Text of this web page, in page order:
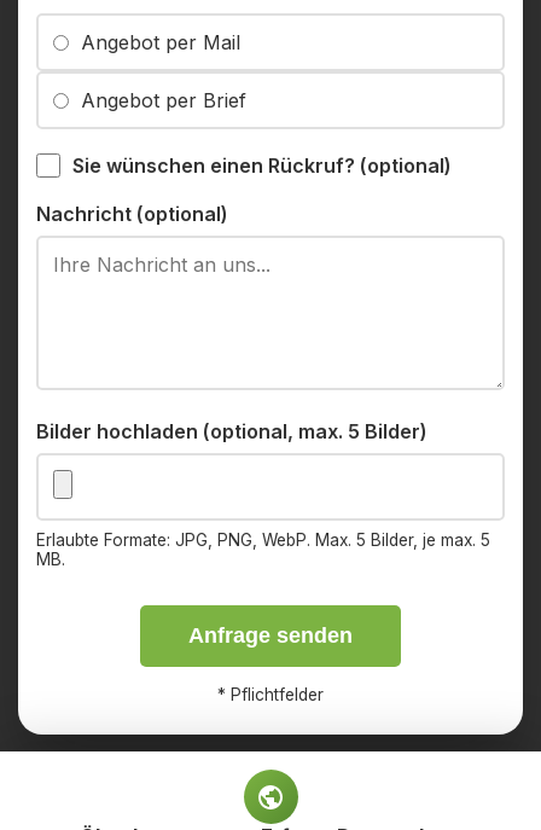
Angebot per Mail
Angebot per Brief
Sie wünschen einen Rückruf? (optional)
Nachricht (optional)
Bilder hochladen (optional, max. 5 Bilder)
Erlaubte Formate: JPG, PNG, WebP. Max. 5 Bilder, je max. 5
MB.
Anfrage senden
* Pflichtfelder